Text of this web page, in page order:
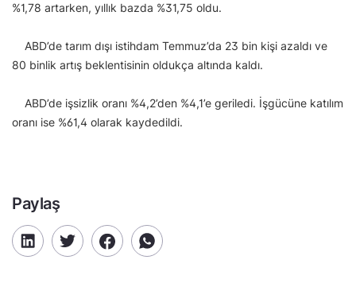
%1,78 artarken, yıllık bazda %31,75 oldu.
ABD’de tarım dışı istihdam Temmuz’da 23 bin kişi azaldı ve
80 binlik artış beklentisinin oldukça altında kaldı.
ABD’de işsizlik oranı %4,2’den %4,1’e geriledi. İşgücüne katılım
oranı ise %61,4 olarak kaydedildi.
Paylaş